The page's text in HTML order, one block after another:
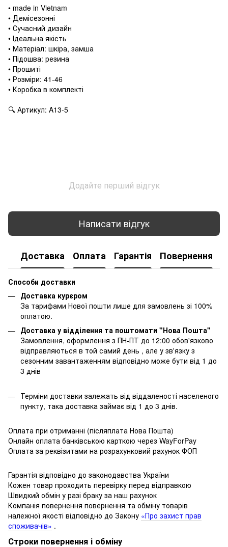
• made in Vietnam
• Демісезонні
• Сучасний дизайн
• Ідеальна якість
• Матеріал: шкіра, замша
• Підошва: резина
• Прошиті
• Розміри: 41-46
• Коробка в комплекті
🔍 Артикул: A13-5
Додайте перший відгук
Написати відгук
Доставка Оплата Гарантія Повернення
Способи доставки
Доставка курєром
За тарифами Нової пошти лише для замовлень зі 100%
оплатою.
Доставка у відділення та поштомати "Нова Пошта"
Замовлення, оформлення з ПН-ПТ до 12:00 обов'язково
відправляються в той самий день , але у зв'язку з
сезонним завантаженням відповідно може бути від 1 до
3 днів
Терміни доставки залежать від віддаленості населеного
пункту, така доставка займає від 1 до 3 днів.
Оплата при отриманні (післяплата Нова Пошта)
Онлайн оплата банківською карткою через WayForPay
Оплата за реквізитами на розрахунковий рахунок ФОП
Гарантія відповідно до законодавства України
Кожен товар проходить перевірку перед відправкою
Швидкий обмін у разі браку за наш рахунок
Компанія повернення повернення та обміну товарів
належної якості відповідно до Закону «Про захист прав
споживачів» .
Строки повернення і обміну